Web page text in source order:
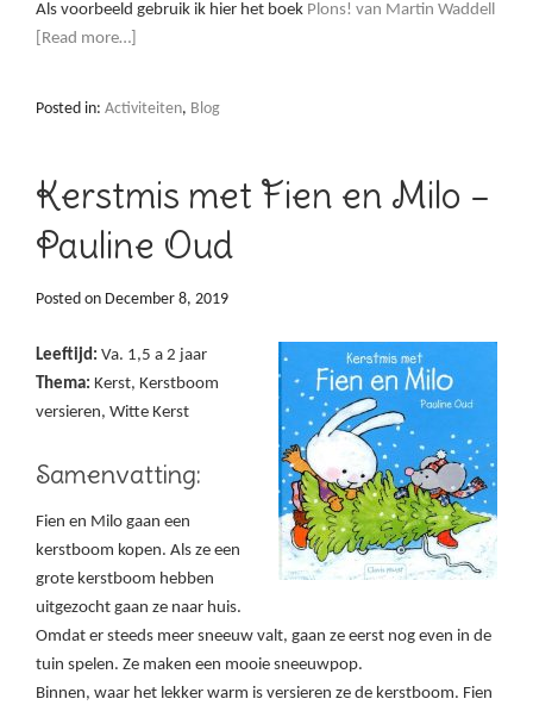
Als voorbeeld gebruik ik hier het boek Plons! van Martin Waddell
[Read more…]
Posted in: Activiteiten, Blog
Kerstmis met Fien en Milo –
Pauline Oud
Posted on December 8, 2019
Leeftijd: Va. 1,5 a 2 jaar
Thema: Kerst, Kerstboom
versieren, Witte Kerst
Samenvatting:
Fien en Milo gaan een
kerstboom kopen. Als ze een
grote kerstboom hebben
uitgezocht gaan ze naar huis.
Omdat er steeds meer sneeuw valt, gaan ze eerst nog even in de
tuin spelen. Ze maken een mooie sneeuwpop.
Binnen, waar het lekker warm is versieren ze de kerstboom. Fien